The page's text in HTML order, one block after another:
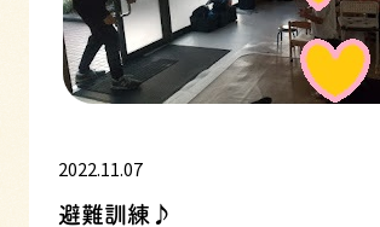
2022.11.07
避難訓練♪